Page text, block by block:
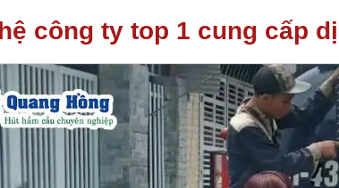
công ty top 1 cung cấp